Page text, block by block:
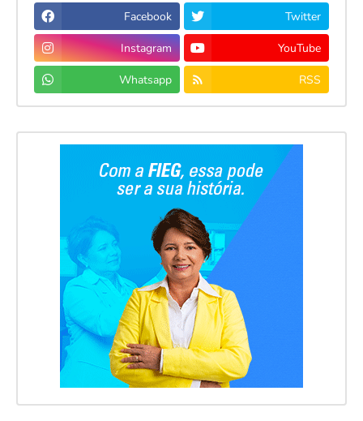
Facebook Twitter
Instagram YouTube
Whatsapp RSS